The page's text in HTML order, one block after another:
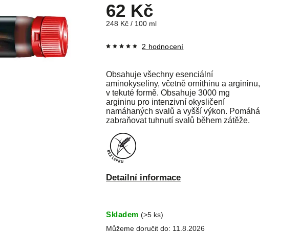
62 Kč
248 Kč / 100 ml
2 hodnocení
Obsahuje všechny esenciální
aminokyseliny, včetně ornithinu a argininu,
v tekuté formě. Obsahuje 3000 mg
argininu pro intenzivní okysličení
namáhaných svalů a vyšší výkon. Pomáhá
zabraňovat tuhnutí svalů během zátěže.
Detailní informace
Skladem (>5 ks)
Můžeme doručit do: 11.8.2026